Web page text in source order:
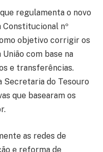
regulamenta o novo
Constitucional nº
objetivo corrigir os
com base na
e transferências.
Secretaria do Tesouro
que basearam os
as redes de
e reforma de